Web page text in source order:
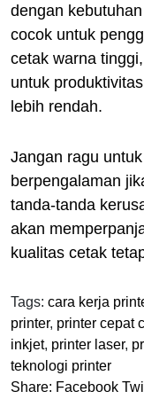
dengan
cocok untuk
cetak warna
untuk
lebih rendah.
Jangan ragu
berpengalaman
tanda-tanda
akan
kualitas cetak
Tags: cara kerja
printer, printer cepat
inkjet, printer laser,
teknologi printer
Share: Facebook